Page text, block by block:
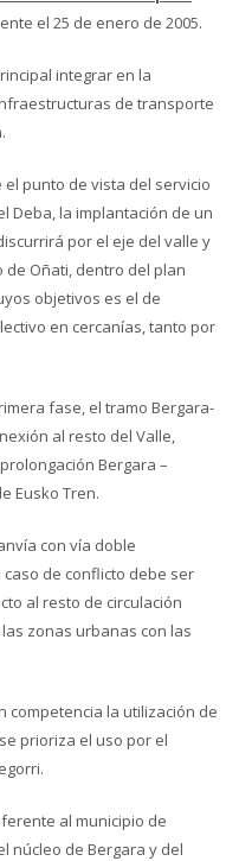
el 25 de enero de 2005.
integrar en la
de transporte
punto de vista del servicio
Deba, la implantación de un
por el eje del valle y
Oñati, dentro del plan
objetivos es el de
en cercanías, tanto por
fase, el tramo Bergara-
al resto del Valle,
Bergara –
Eusko Tren.
con vía doble
de conflicto debe ser
al resto de circulación
zonas urbanas con las
competencia la utilización de
prioriza el uso por el
al municipio de
núcleo de Bergara y del